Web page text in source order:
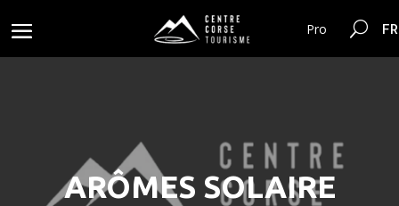
Pro
ARÔMES SOLAIRE